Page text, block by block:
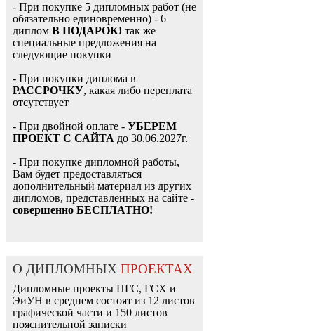
- При покупке 5 дипломных работ (не
обязательно единовременно) - 6
диплом В ПОДАРОК! так же
специальные предложения на
следующие покупки
- При покупки диплома в
РАССРОЧКУ, какая либо переплата
отсутствует
- При двойной оплате - УБЕРЕМ
ПРОЕКТ С САЙТА до 30.06.2027г.
- При покупке дипломной работы,
Вам будет предоставляться
дополнительный материал из других
дипломов, представленных на сайте -
совершенно БЕСПЛАТНО!
О ДИПЛОМНЫХ ПРОЕКТАХ
Дипломные проекты ПГС, ГСХ и
ЭиУН в среднем состоят из 12 листов
графической части и 150 листов
пояснительной записки